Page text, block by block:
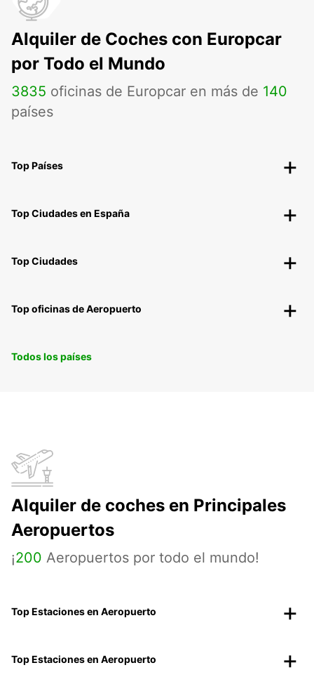
Alquiler de Coches con Europcar
por Todo el Mundo
3835 oficinas de Europcar en más de 140
países
Top Países
Top Ciudades en España
Top Ciudades
Top oficinas de Aeropuerto
Todos los países
Alquiler de coches en Principales
Aeropuertos
¡200 Aeropuertos por todo el mundo!
Top Estaciones en Aeropuerto
Top Estaciones en Aeropuerto